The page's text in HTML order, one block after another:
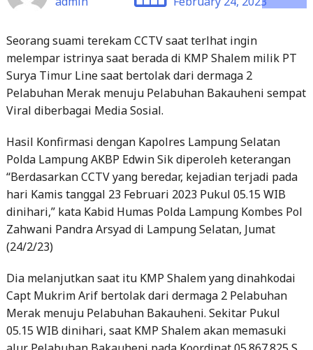
Surya Timur Line saat bertolak dari dermaga 2
Pelabuhan Merak menuju Pelabuhan Bakauheni sempat
Viral diberbagai Media Sosial.
Hasil Konfirmasi dengan Kapolres Lampung Selatan
Polda Lampung AKBP Edwin Sik diperoleh keterangan
“Berdasarkan CCTV yang beredar, kejadian terjadi pada
hari Kamis tanggal 23 Februari 2023 Pukul 05.15 WIB
dinihari,” kata Kabid Humas Polda Lampung Kombes Pol
Zahwani Pandra Arsyad di Lampung Selatan, Jumat
(24/2/23)
Dia melanjutkan saat itu KMP Shalem yang dinahkodai
Capt Mukrim Arif bertolak dari dermaga 2 Pelabuhan
Merak menuju Pelabuhan Bakauheni. Sekitar Pukul
05.15 WIB dinihari, saat KMP Shalem akan memasuki
alur Pelabuhan Bakauheni pada Koordinat 05.867.825 S
dan 105.756.752 E tiba-tiba security KMP Shalem atas
nama Siswoyo mendapat informasi bahwa ada